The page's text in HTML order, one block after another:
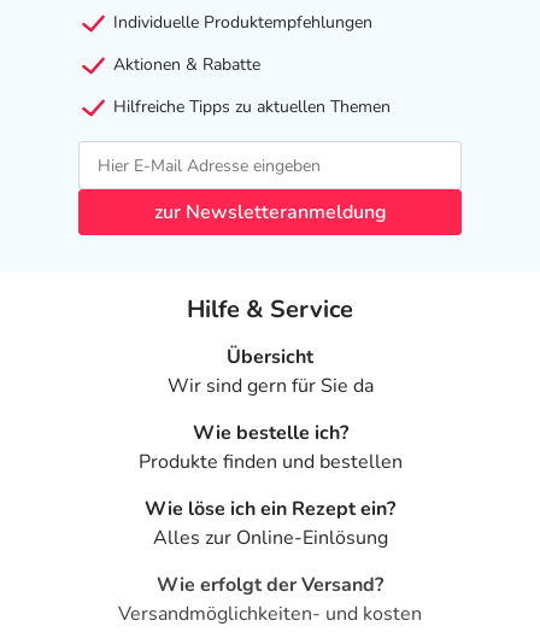
Nebenwirkungen
Welche unerwünschten Wirkungen können auftreten?
- Erhöhte Fettkonzentration im Blut (vor allem
Triglyceride)
- Anstieg der Blutfettwerte (Cholesterin)
- Anstieg der Harnsäurekonzentration im Blut
- Infektionen der oberen Atemwege
- Erhöhte Zuckerwerte im Urin
- Anstieg der Blutzuckers
- Chlormangel
Bauchspeicheldrüse)
- Verwirrtheitszustände
- Schwindelgefühl
- Kopfschmerzen
Individuelle Produktempfehlungen
Aktionen & Rabatte
Hilfreiche Tipps zu aktuellen Themen
zur Newsletteranmeldung
Hilfe & Service
Übersicht
Wir sind gern für Sie da
Wie bestelle ich?
Produkte finden und bestellen
Wie löse ich ein Rezept ein?
Alles zur Online-Einlösung
Wie erfolgt der Versand?
Versandmöglichkeiten- und kosten